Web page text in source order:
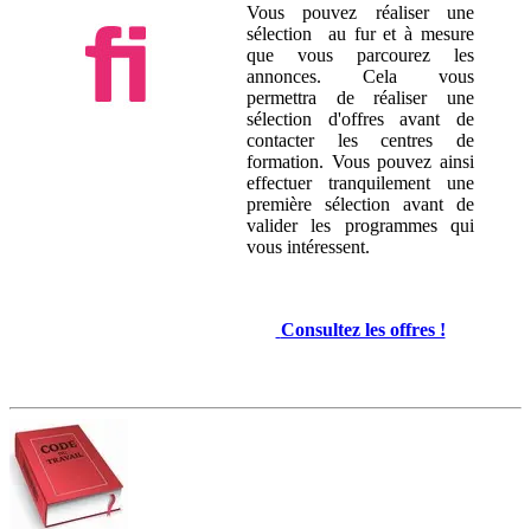
Vous pouvez réaliser une
sélection au fur et à mesure
que vous parcourez les
annonces. Cela vous
permettra de réaliser une
sélection d'offres avant de
contacter les centres de
formation. Vous pouvez ainsi
effectuer tranquilement une
première sélection avant de
valider les programmes qui
vous intéressent.
Consultez les offres !